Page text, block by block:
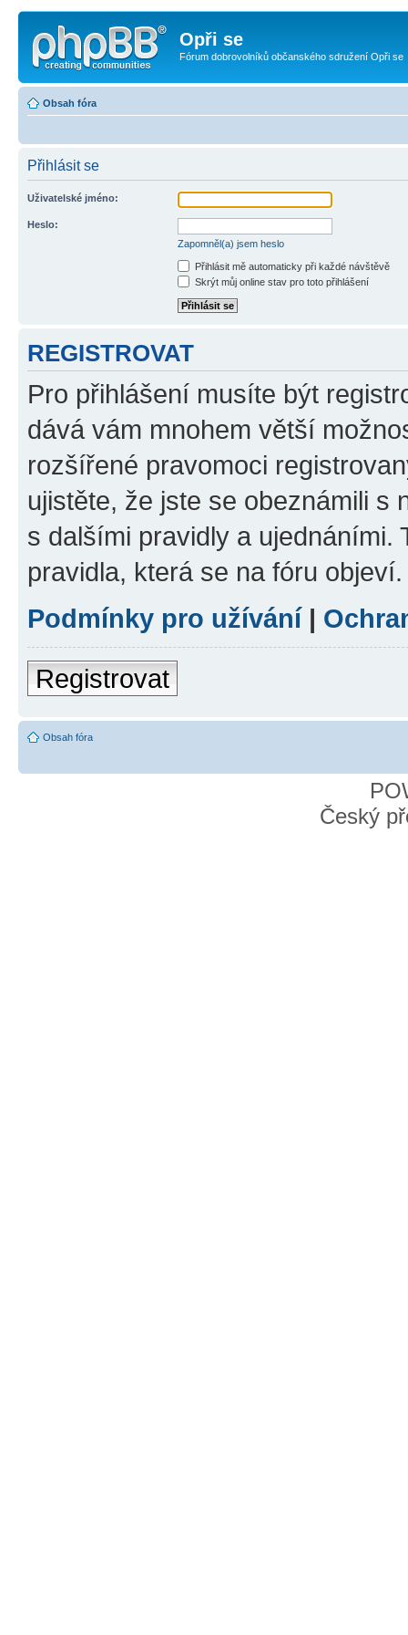
Opři se
Fórum dobrovolníků občanského sdružení Opři se
Obsah fóra
Přihlásit se
Uživatelské jméno:
Heslo:
Zapomněl(a) jsem heslo
Přihlásit mě automaticky při každé návštěvě
Skrýt můj online stav pro toto přihlášení
REGISTROVAT
Pro přihlášení musíte být
dává vám mnohem větší
rozšířené pravomoci
ujistěte, že jste se obeznámili s
s dalšími pravidly a ujednáními.
pravidla, která se na fóru objeví.
Podmínky pro užívání |
Registrovat
Obsah fóra
Český